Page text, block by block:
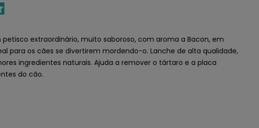
petisco extraordinário, muito saboroso, com aroma a Bacon, em
para os cães se divertirem mordendo-o. Lanche de alta qualidade,
ingredientes naturais. Ajuda a remover o tártaro e a placa
do cão.